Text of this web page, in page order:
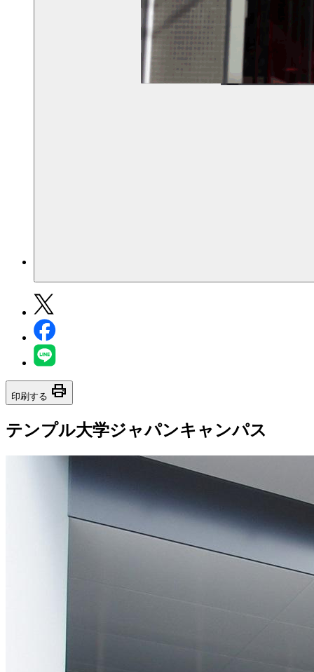
印刷する print
テンプル大学ジャパンキャンパス